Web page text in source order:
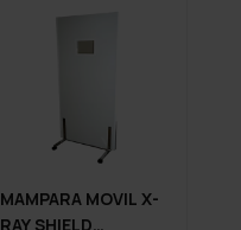
MAMPARA MOVIL X-
RAY SHIELD